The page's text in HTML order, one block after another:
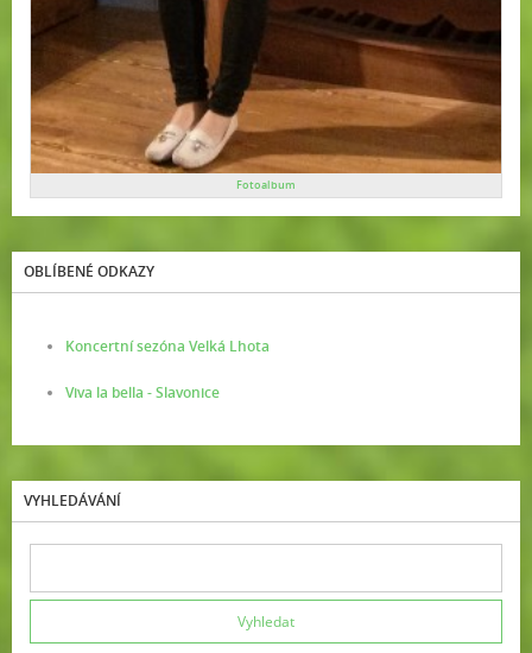
Fotoalbum
OBLÍBENÉ ODKAZY
Koncertní sezóna Velká Lhota
Viva la bella - Slavonice
VYHLEDÁVÁNÍ